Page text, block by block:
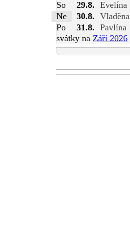
So
29.8. Evelína
Ne
30.8. Vladěna
Po
31.8. Pavlína
svátky na Září 2026